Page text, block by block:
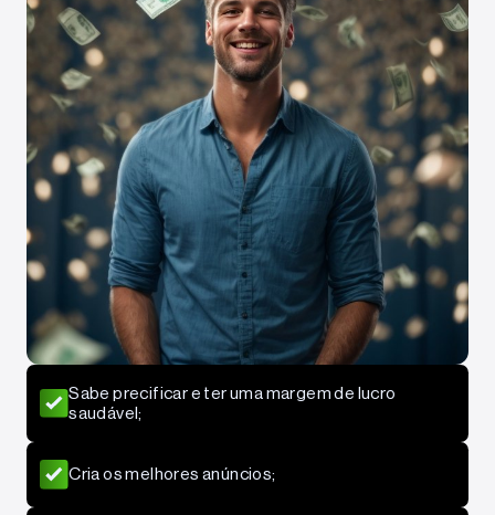
Sabe precificar e ter uma margem de lucro
saudável;
Cria os melhores anúncios;